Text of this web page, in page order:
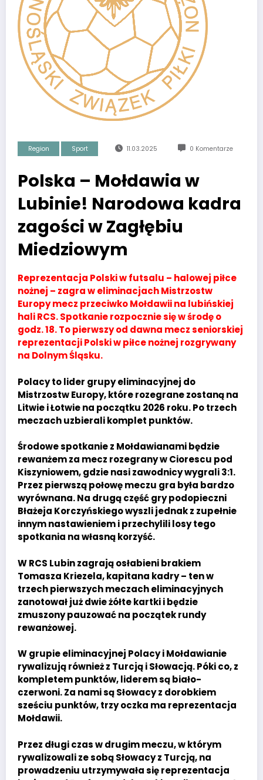
Region Sport 11.03.2025 0 Komentarze
Polska – Mołdawia w
Lubinie! Narodowa kadra
zagości w Zagłębiu
Miedziowym
Reprezentacja Polski w futsalu – halowej piłce
nożnej – zagra w eliminacjach Mistrzostw
Europy mecz przeciwko Mołdawii na lubińskiej
hali RCS. Spotkanie rozpocznie się w środę o
godz. 18. To pierwszy od dawna mecz seniorskiej
reprezentacji Polski w piłce nożnej rozgrywany
na Dolnym Śląsku.
Polacy to lider grupy eliminacyjnej do
Mistrzostw Europy, które rozegrane zostaną na
Litwie i Łotwie na początku 2026 roku. Po trzech
meczach uzbierali komplet punktów.
Środowe spotkanie z Mołdawianami będzie
rewanżem za mecz rozegrany w Ciorescu pod
Kiszyniowem, gdzie nasi zawodnicy wygrali 3:1.
Przez pierwszą połowę meczu gra była bardzo
wyrównana. Na drugą część gry podopieczni
Błażeja Korczyńskiego wyszli jednak z zupełnie
innym nastawieniem i przechylili losy tego
spotkania na własną korzyść.
W RCS Lubin zagrają osłabieni brakiem
Tomasza Kriezela, kapitana kadry – ten w
trzech pierwszych meczach eliminacyjnych
zanotował już dwie żółte kartki i będzie
zmuszony pauzować na początek rundy
rewanżowej.
W grupie eliminacyjnej Polacy i Mołdawianie
rywalizują również z Turcją i Słowacją. Póki co, z
kompletem punktów, liderem są biało-
czerwoni. Za nami są Słowacy z dorobkiem
sześciu punktów, trzy oczka ma reprezentacja
Mołdawii.
Przez długi czas w drugim meczu, w którym
rywalizowali ze sobą Słowacy z Turcją, na
prowadzeniu utrzymywała się reprezentacja